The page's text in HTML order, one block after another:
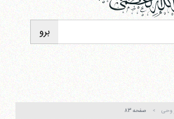
وحی صفحه ۸۳